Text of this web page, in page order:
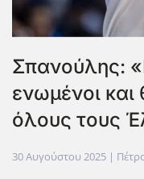
Σπανούλης:
ενωμένοι
όλους τους
30 Αυγούστου 2025 |